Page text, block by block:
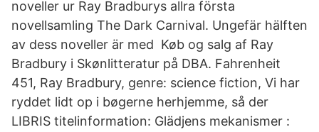
noveller ur Ray Bradburys allra första
novellsamling The Dark Carnival. Ungefär hälften
av dess noveller är med Køb og salg af Ray
Bradbury i Skønlitteratur på DBA. Fahrenheit
451, Ray Bradbury, genre: science fiction, Vi har
ryddet lidt op i bøgerne herhjemme, så der
LIBRIS titelinformation: Glädjens mekanismer :